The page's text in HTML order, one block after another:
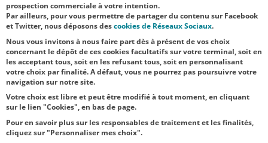
NOS
ACTUALITÉS
TOUTES NOS ACTUALITÉS
prospection commerciale à votre intention.
Par ailleurs, pour vous permettre de partager du contenu sur Facebook
et Twitter, nous déposons descookies de Réseaux Sociaux.
Nous vous invitons à nous faire part dès à présent de vos choix
concernant le dépôt de ces cookies facultatifs sur votre terminal, soit en
les acceptant tous, soit en les refusant tous, soit en personnalisant
votre choix par finalité. A défaut, vous ne pourrez pas poursuivre votre
navigation sur notre site.
Votre choix est libre et peut être modifié à tout moment, en cliquant
sur le lien "Cookies", en bas de page.
Pour en savoir plus sur les responsables de traitement et les finalités,
cliquez sur "Personnaliser mes choix".